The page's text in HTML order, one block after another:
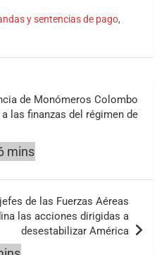
y sentencias de pago,
de Monómeros Colombo
las finanzas del régimen de
de las Fuerzas Aéreas
las acciones dirigidas a
desestabilizar América